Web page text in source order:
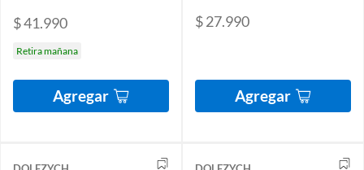
$ 41.990
Retira mañana
Agregar
$ 27.990
Agregar